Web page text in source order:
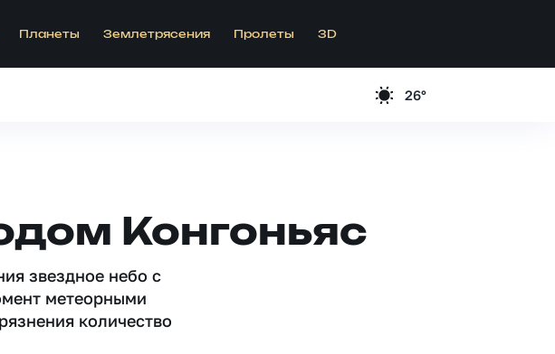
Планеты Землетрясения Пролеты 3D
26°
Конгоньяс
звездное небо c
метеорными
количество